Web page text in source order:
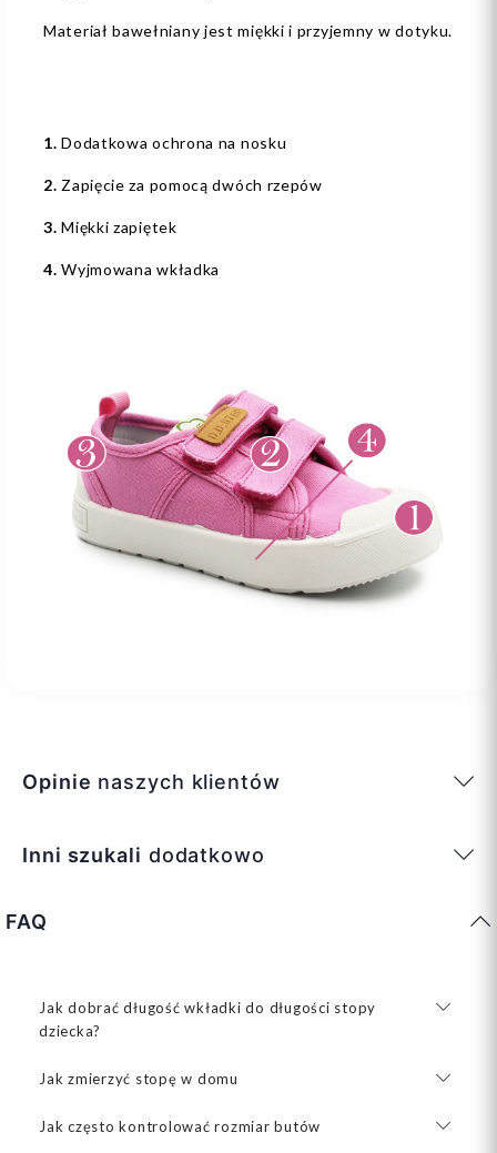
Materiał bawełniany jest miękki i przyjemny w dotyku.
1.Dodatkowa ochrona na nosku
2.Zapięcie za pomocą dwóch rzepów
3.Miękki zapiętek
4.Wyjmowana wkładka
Opinie naszych klientów
Inni szukali dodatkowo
FAQ
Jak dobrać długość wkładki do długości stopy
dziecka?
Jak zmierzyć stopę w domu
Jak często kontrolować rozmiar butów